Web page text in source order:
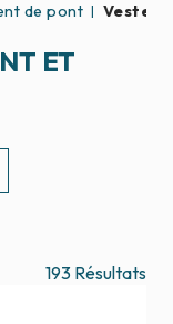
de pont Veste
ET
193 Résultats